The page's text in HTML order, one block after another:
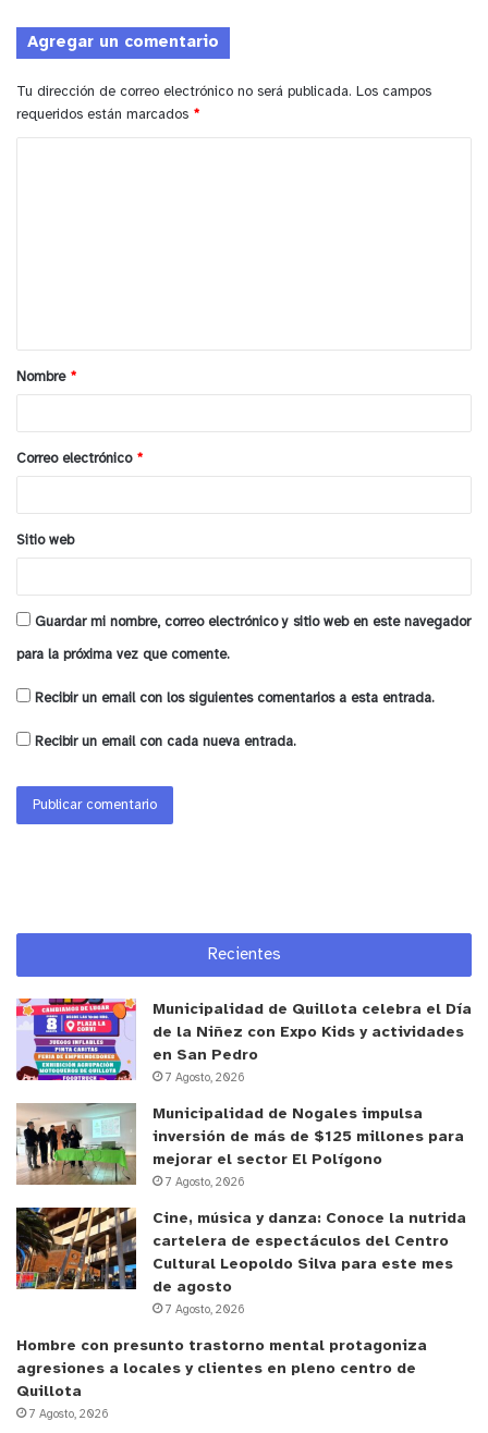
Agregar un comentario
Tu dirección de correo electrónico no será publicada. Los campos
requeridos están marcados *
a
r
*
Nombre *
Correo electrónico *
Sitio web
Guardar mi nombre, correo electrónico y sitio web en este navegador
para la próxima vez que comente.
Recibir un email con los siguientes comentarios a esta entrada.
Recibir un email con cada nueva entrada.
Recientes
Municipalidad de Quillota celebra el Día
de la Niñez con Expo Kids y actividades
en San Pedro
7 Agosto, 2026
Municipalidad de Nogales impulsa
inversión de más de $125 millones para
mejorar el sector El Polígono
7 Agosto, 2026
Cine, música y danza: Conoce la nutrida
cartelera de espectáculos del Centro
Cultural Leopoldo Silva para este mes
de agosto
7 Agosto, 2026
Hombre con presunto trastorno mental protagoniza
agresiones a locales y clientes en pleno centro de
Quillota
7 Agosto, 2026